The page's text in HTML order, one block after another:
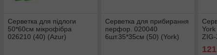
Серветка для підлоги
50*60см мікрофібра
026210 (40) (Azur)
Серветка для прибирання
перфор. 020040
6шт.35*35см (50) (York)
121